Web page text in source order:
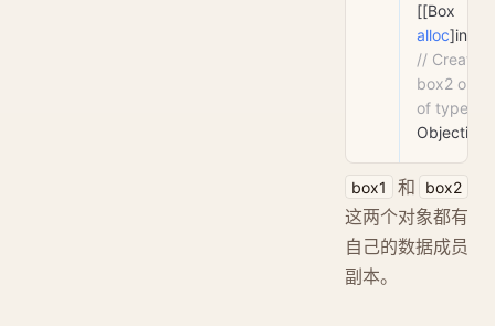
alloc
// Create
box2
of type
Objective-
box1 和 box2
这两个对象都有
自己的数据成员
副本。